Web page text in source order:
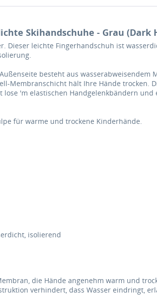
Skihandschuhe - Grau (Dark
Dieser leichte Fingerhandschuh ist
besteht aus wasserabweisendem
Membranschicht hält Ihre Hände trocken.
'm elastischen Handgelenkbändern und
für warme und trockene Kinderhände.
isolierend
die Hände angenehm warm und
verhindert, dass Wasser eindringt,